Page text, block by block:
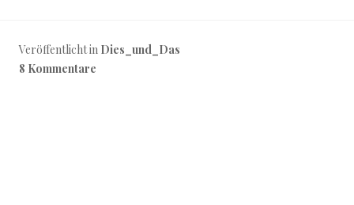
Veröffentlicht in Dies_und_Das
8 Kommentare